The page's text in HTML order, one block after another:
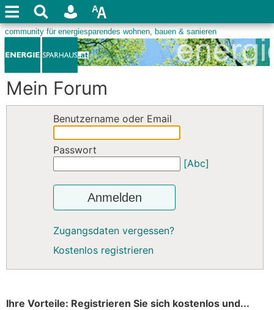
Mein Forum
Benutzername oder Email
Passwort
[Abc]
Anmelden
Zugangsdaten vergessen?
Kostenlos registrieren
Ihre Vorteile: Registrieren Sie sich kostenlos und...